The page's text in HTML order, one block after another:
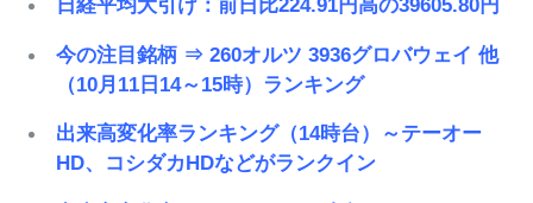
日経平均大引け：前日比224.91円高の39605.80円
今の注目銘柄 ⇒ 260オルツ 3936グロバウェイ 他
（10月11日14～15時）ランキング
出来高変化率ランキング（14時台）～テーオー
HD、コシダカHDなどがランクイン